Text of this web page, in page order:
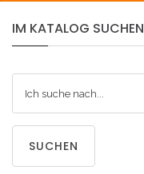
IM KATALOG SUCHEN
SUCHEN